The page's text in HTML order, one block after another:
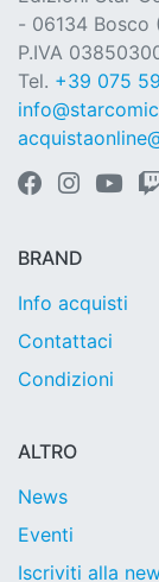
- 06134 Bosco
P.IVA
Tel. +39 075
BRAND
Info acquisti
Contattaci
Condizioni
ALTRO
News
Eventi
Iscriviti alla